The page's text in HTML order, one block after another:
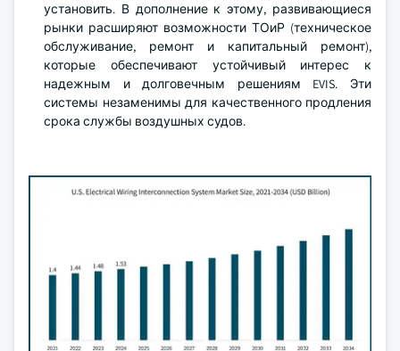
установить. В дополнение к этому, развивающиеся
рынки расширяют возможности ТОиР (техническое
обслуживание, ремонт и капитальный ремонт),
которые обеспечивают устойчивый интерес к
надежным и долговечным решениям EVIS. Эти
системы незаменимы для качественного продления
срока службы воздушных судов.